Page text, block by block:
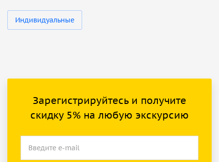
Индивидуальные
Зарегистрируйтесь и получите
скидку 5% на любую экскурсию